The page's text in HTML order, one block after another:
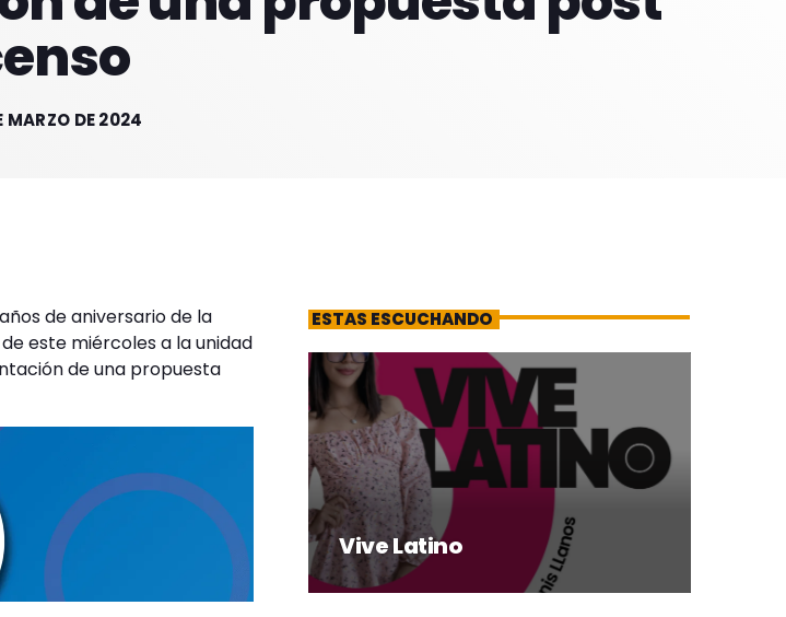
MARZO DE 2024
de aniversario de la
este miércoles a la unidad
de una propuesta
ESTAS ESCUCHANDO
Vive Latino